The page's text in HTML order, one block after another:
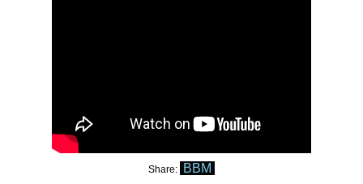
Share: BBM